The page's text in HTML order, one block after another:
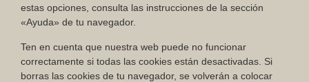
estas opciones, consulta las instrucciones de la sección
«Ayuda» de tu navegador.
Ten en cuenta que nuestra web puede no funcionar
correctamente si todas las cookies están desactivadas. Si
borras las cookies de tu navegador, se volverán a colocar